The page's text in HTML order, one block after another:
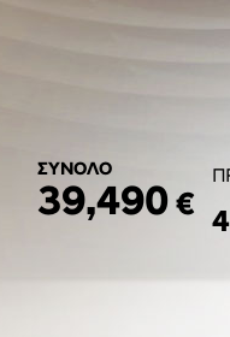
ΣΥΝΟΛΟ
39,490 €